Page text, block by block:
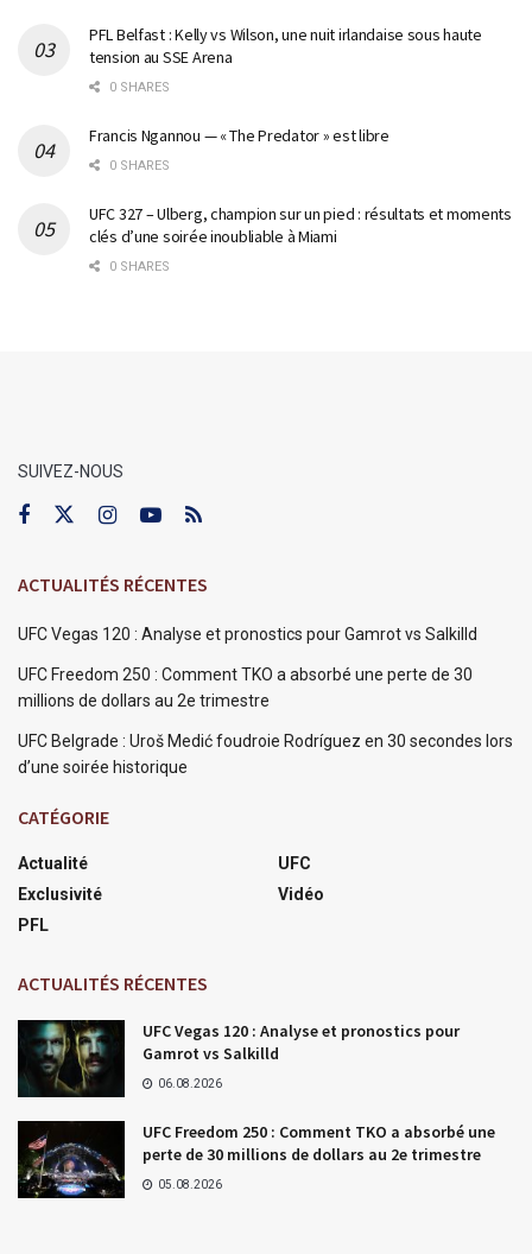
PFL Belfast : Kelly vs Wilson, une nuit irlandaise sous haute
tension au SSE Arena
0 SHARES
Francis Ngannou — « The Predator » est libre
0 SHARES
UFC 327 – Ulberg, champion sur un pied : résultats et moments
clés d’une soirée inoubliable à Miami
0 SHARES
SUIVEZ-NOUS
ACTUALITÉS RÉCENTES
UFC Vegas 120 : Analyse et pronostics pour Gamrot vs Salkilld
UFC Freedom 250 : Comment TKO a absorbé une perte de 30
millions de dollars au 2e trimestre
UFC Belgrade : Uroš Medić foudroie Rodríguez en 30 secondes lors
d’une soirée historique
CATÉGORIE
Actualité
Exclusivité
PFL
UFC
Vidéo
ACTUALITÉS RÉCENTES
UFC Vegas 120 : Analyse et pronostics pour
Gamrot vs Salkilld
06.08.2026
UFC Freedom 250 : Comment TKO a absorbé une
perte de 30 millions de dollars au 2e trimestre
05.08.2026